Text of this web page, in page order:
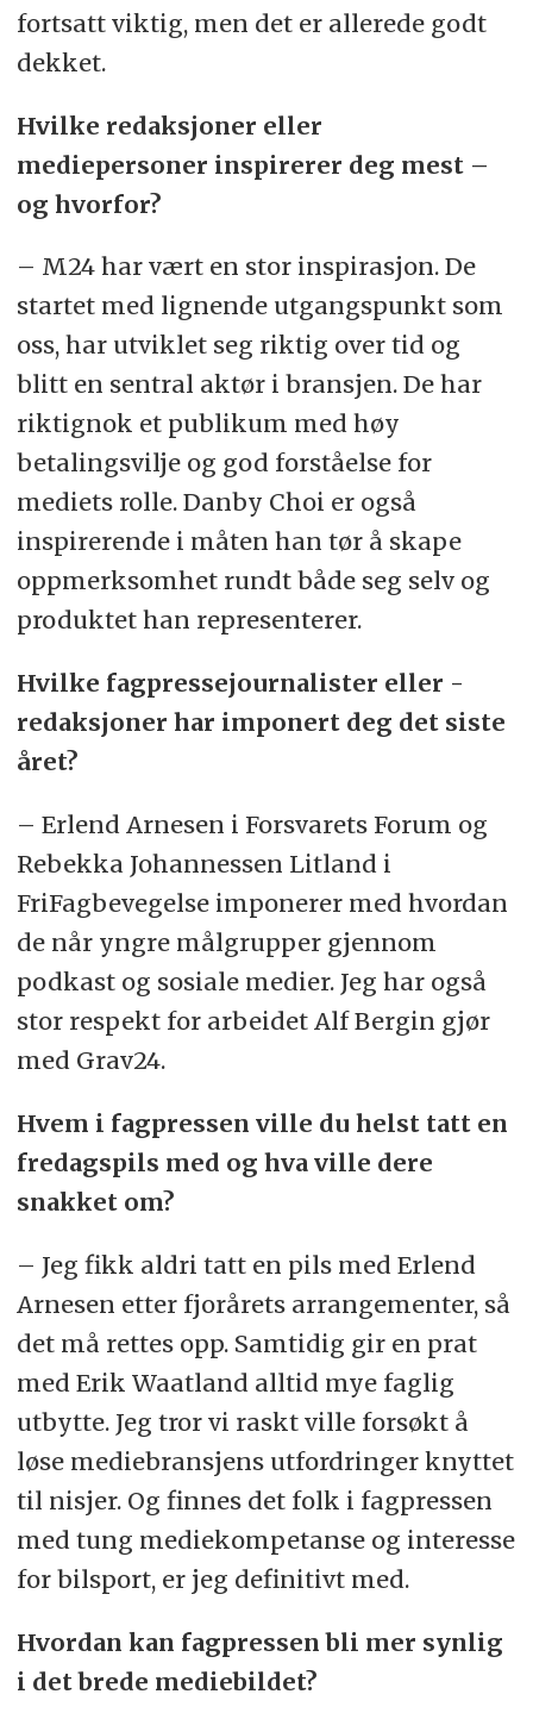
fortsatt viktig, men det er allerede godt
dekket.
Hvilke redaksjoner eller
mediepersoner inspirerer deg mest –
og hvorfor?
– M24 har vært en stor inspirasjon. De
startet med lignende utgangspunkt som
oss, har utviklet seg riktig over tid og
blitt en sentral aktør i bransjen. De har
riktignok et publikum med høy
betalingsvilje og god forståelse for
mediets rolle. Danby Choi er også
inspirerende i måten han tør å skape
oppmerksomhet rundt både seg selv og
produktet han representerer.
Hvilke fagpressejournalister eller -
redaksjoner har imponert deg det siste
året?
– Erlend Arnesen i Forsvarets Forum og
Rebekka Johannessen Litland i
FriFagbevegelse imponerer med hvordan
de når yngre målgrupper gjennom
podkast og sosiale medier. Jeg har også
stor respekt for arbeidet Alf Bergin gjør
med Grav24.
Hvem i fagpressen ville du helst tatt en
fredagspils med og hva ville dere
snakket om?
– Jeg fikk aldri tatt en pils med Erlend
Arnesen etter fjorårets arrangementer, så
det må rettes opp. Samtidig gir en prat
med Erik Waatland alltid mye faglig
utbytte. Jeg tror vi raskt ville forsøkt å
løse mediebransjens utfordringer knyttet
til nisjer. Og finnes det folk i fagpressen
med tung mediekompetanse og interesse
for bilsport, er jeg definitivt med.
Hvordan kan fagpressen bli mer synlig
i det brede mediebildet?